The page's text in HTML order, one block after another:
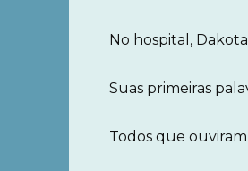
No hospital,
Suas primeiras
Todos que